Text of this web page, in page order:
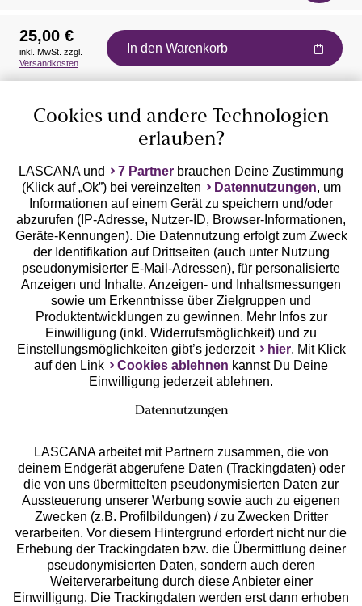
Auszeichnungen
Geprüfte Sicherheit
Unsere Apps
Services
Beratung
Über uns
25,00 €
inkl. MwSt. zzgl.
Versandkosten
In den Warenkorb
Cookies und andere Technologien
erlauben?
LASCANA und 7 Partner brauchen Deine Zustimmung
(Klick auf „Ok”) bei vereinzelten
Datennutzungen, um
Informationen auf einem Gerät zu speichern und/oder
abzurufen (IP-Adresse, Nutzer-ID, Browser-Informationen,
Geräte-Kennungen). Die Datennutzung erfolgt zum Zweck
der Identifikation auf Drittseiten (auch unter Nutzung
pseudonymisierter E-Mail-Adressen), für personalisierte
Anzeigen und Inhalte, Anzeigen- und Inhaltsmessungen
sowie um Erkenntnisse über Zielgruppen und
Produktentwicklungen zu gewinnen. Mehr Infos zur
Einwilligung (inkl. Widerrufsmöglichkeit) und zu
Einstellungsmöglichkeiten gibt’s jederzeit
hier. Mit Klick
auf den Link
Cookies ablehnen kannst Du Deine
Einwilligung jederzeit ablehnen.
Datennutzungen
LASCANA arbeitet mit Partnern zusammen, die von
deinem Endgerät abgerufene Daten (Trackingdaten) oder
die von uns übermittelten pseudonymisierten Daten zur
Aussteuerung unserer Werbung sowie auch zu eigenen
Zwecken (z.B. Profilbildungen) / zu Zwecken Dritter
verarbeiten. Vor diesem Hintergrund erfordert nicht nur die
Erhebung der Trackingdaten bzw. die Übermittlung deiner
pseudonymisierten Daten, sondern auch deren
Weiterverarbeitung durch diese Anbieter einer
Einwilligung. Die Trackingdaten werden erst dann erhoben